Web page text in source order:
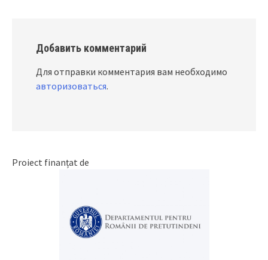
Добавить комментарий
Для отправки комментария вам необходимо
авторизоваться.
Proiect finanțat de